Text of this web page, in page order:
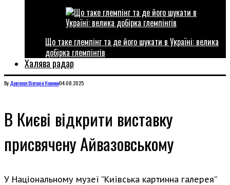
Що таке глемпінг та де його шукати в Україні: велика
добірка глемпінгів
Халява радар
ByДовгопол ВікторіяНовини04.08.2025
В Києві відкрити виставку
присвячену Айвазовському
У Національному музеї “Київська картинна галерея”